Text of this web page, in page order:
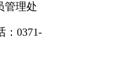
管理处
：0371-